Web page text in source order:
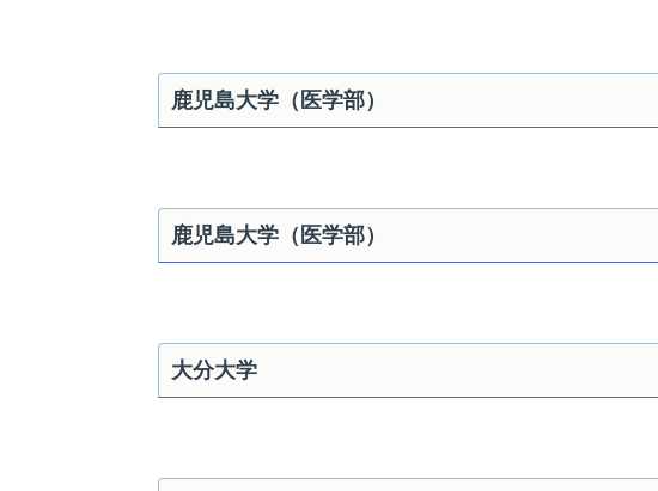
鹿児島大学（医学部）
鹿児島大学（医学部）
大分大学